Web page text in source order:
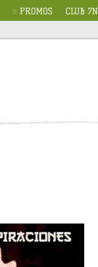
PROMOS CLUB 7N